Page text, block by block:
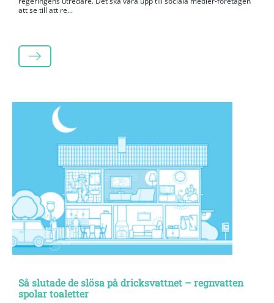
att se till att re...
LÄS MER
Så slutade de slösa på dricksvattnet – regnvatten
spolar toaletter